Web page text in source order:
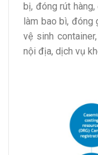
bị, đóng rút
làm bao bì, đóng
vệ sinh
nội địa, dịch vụ